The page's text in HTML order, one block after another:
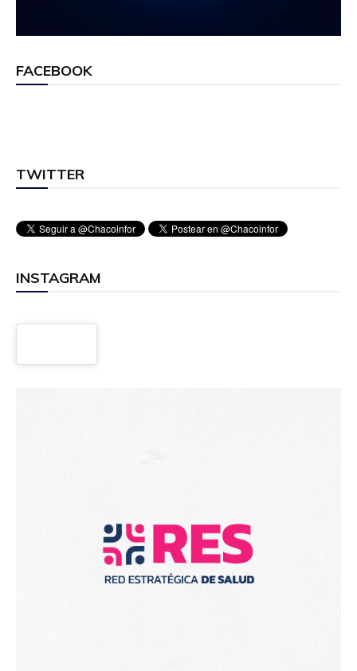
FACEBOOK
TWITTER
INSTAGRAM